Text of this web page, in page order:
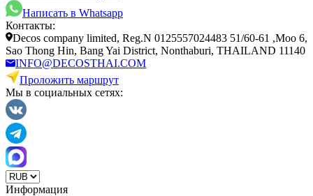
Написать в Whatsapp
Контакты:
Decos company limited, Reg.N 0125557024483 51/60-61 ,Moo 6,
Sao Thong Hin, Bang Yai District, Nonthaburi, THAILAND 11140
INFO@DECOSTHAI.COM
Проложить маршрут
Мы в социальных сетях:
Информация